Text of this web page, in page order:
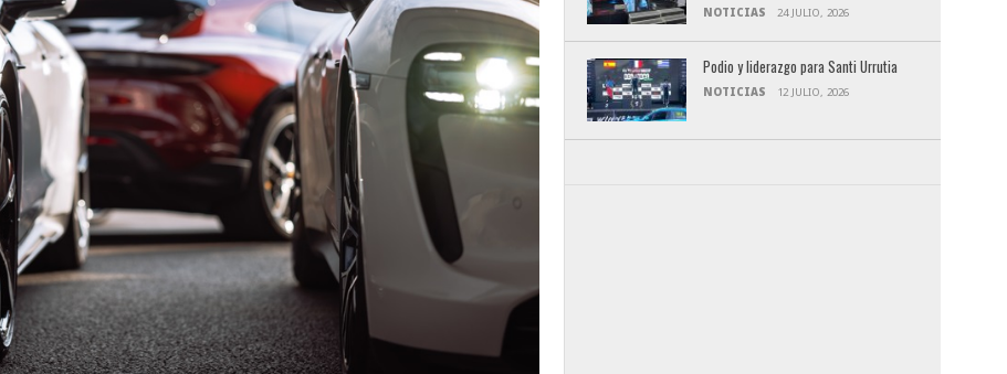
NOTICIAS 24 JULIO, 2026
Podio y liderazgo para Santi Urrutia
NOTICIAS 12 JULIO, 2026